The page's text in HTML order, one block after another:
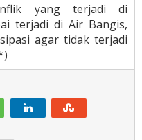
yang terjadi di
terjadi di Air Bangis,
agar tidak terjadi